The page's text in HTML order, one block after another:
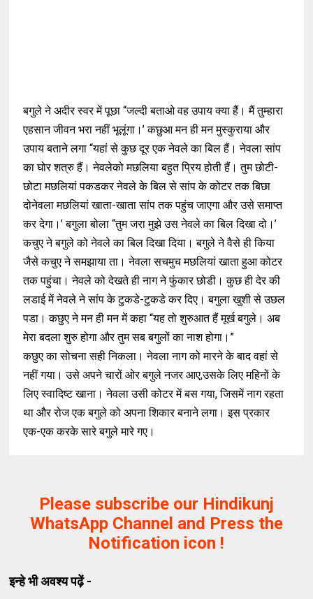
बगुले ने अदीर स्वर में पूछा “जल्दी बताओ वह उपाय क्या हैं। मैं तुम्हारा
एहसान जीवन भरा नहीं भूलूंगा।’ कछुआ मन ही मन मुस्कुराया और
उपाय बताने लगा “यहां से कुछ दूर एक नेवले का बिल हैं। नेवला सांप
का घोर शत्रु हैं। नेवलेको मछलिया बहुत प्रिय होती हैं। तुम छोटी-
छोटा मछलियां पकडकर नेवले के बिल से सांप के कोटर तक बिछा
दोनेवला मछलियां खाता-खाता सांप तक पहुंच जाएगा और उसे समाप्त
कर देगा।’ बगुला बोला “तुम जरा मुझे उस नेवले का बिल दिखा दो।’
कचुए ने बगुले को नेवले का बिल दिखा दिया। बगुले ने वैसे ही किया
जैसे कचुए ने समझाया ता। नेवला सचमुच मछलियां खाता हुआ कोटर
तक पहुंचा। नेवले को देखते ही नाग ने फुंकार छोडी। कुछ ही देर की
लडाई में नेवले ने सांप के टुकडे-टुकडे कर दिए। बगुला खुशी से उछल
पडा। कछुए ने मन ही मन में कहा “यह तो शुरुआत हैं मूर्ख बगुले। अब
मेरा बदला शुरु होगा और तुम सब बगुलों का नाश होगा।”
कछुए का सोचना सही निकला। नेवला नाग को मारने के बाद वहां से
नहीं गया। उसे अपने चारों ओर बगुले नजर आए,उसके लिए महिनों के
लिए स्वादिष्ट खाना। नेवला उसी कोटर में बस गया, जिसमें नाग रहता
था और रोज एक बगुले को अपना शिकार बनाने लगा। इस प्रकार
एक-एक करके सारे बगुले मारे गए।
Please subscribe our Hindikunj
WhatsApp Channel and Press the
Notification icon !
इन्हे भी अवश्य पढ़ें -